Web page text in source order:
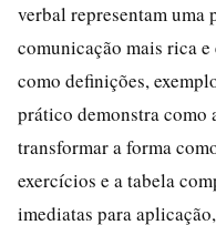
verbal representam uma
comunicação mais rica
como definições,
prático demonstra como
transformar a forma
exercícios e a tabela
imediatas para